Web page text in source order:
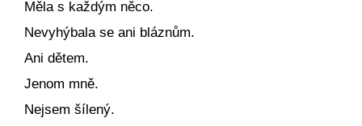
Měla s každým něco.
Nevyhýbala se ani bláznům.
Ani dětem.
Jenom mně.
Nejsem šílený.